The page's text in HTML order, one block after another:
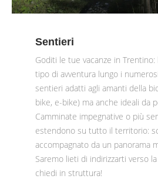
Sentieri
Goditi le tue vacanze in Trentino:
tipo di avventura lungo i
sentieri adatti agli amanti della
bike, e-bike) ma anche ideali da
Camminate impegnative o più
estendono su tutto il territorio:
accompagnato da un panorama
Saremo lieti di indirizzarti verso
chiedi in struttura!